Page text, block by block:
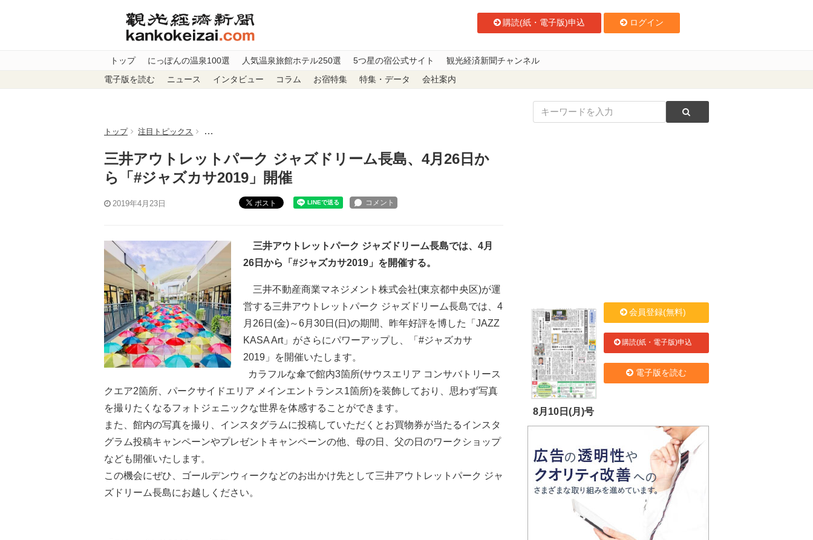
購読(紙・電子版)申込 ログイン
トップ にっぽんの温泉100選 人気温泉旅館ホテル250選 5つ星の宿公式サイト 観光経済新聞チャンネル
電子版を読む ニュース インタビュー コラム お宿特集 特集・データ 会社案内
トップ 注目トピックス 三井アウトレットパーク ジャズドリーム長島、4月26日から「#ジャズカサ2019」開催
三井アウトレットパーク ジャズドリーム長島、4月26日か
ら「#ジャズカサ2019」開催
2019年4月23日 ポスト
三井アウトレットパーク ジャズドリーム長島では、4月
26日から「#ジャズカサ2019」を開催する。
三井不動産商業マネジメント株式会社(東京都中央区)が運
営する三井アウトレットパーク ジャズドリーム長島では、4
月26日(金)～6月30日(日)の期間、昨年好評を博した「JAZZ
KASA Art」がさらにパワーアップし、「#ジャズカサ
2019」を開催いたします。
カラフルな傘で館内3箇所(サウスエリア コンサバトリース
クエア2箇所、パークサイドエリア メインエントランス1箇所)を装飾しており、思わず写真
を撮りたくなるフォトジェニックな世界を体感することができます。
また、館内の写真を撮り、インスタグラムに投稿していただくとお買物券が当たるインスタ
グラム投稿キャンペーンやプレゼントキャンペーンの他、母の日、父の日のワークショップ
なども開催いたします。
この機会にぜひ、ゴールデンウィークなどのお出かけ先として三井アウトレットパーク ジャ
ズドリーム長島にお越しください。
8月10日(月)号
会員登録(無料)
購読(紙・電子版)申込
電子版を読む